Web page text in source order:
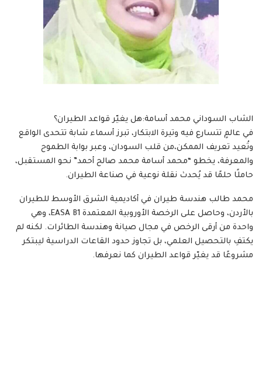
الشاب السوداني محمد أسامة:هل يغيّر قواعد الطيران؟
في عالمٍ تتسارع فيه وتيرة الابتكار، تبرز أسماء شابة تتحدى الواقع
وتُعيد تعريف الممكن،من قلب السودان، وعبر بوابة الطموح
والمعرفة، يخطو “محمد أسامة محمد صالح أحمد” نحو المستقبل،
حاملًا حلمًا قد يُحدث نقلة نوعية في صناعة الطيران.
محمد طالب هندسة طيران في أكاديمية الشرق الأوسط للطيران
بالأردن، وحاصل على الرخصة الأوروبية المعتمدة EASA B1، وهي
واحدة من أرقى الرخص في مجال صيانة وهندسة الطائرات. لكنه لم
يكتفِ بالتحصيل العلمي، بل تجاوز حدود القاعات الدراسية ليبتكر
مشروعًا قد يغيّر قواعد الطيران كما نعرفها.